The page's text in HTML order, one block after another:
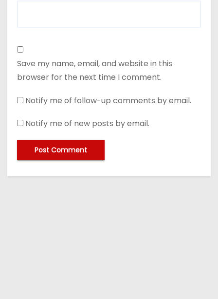
Save my name, email, and website in this
browser for the next time I comment.
Notify me of follow-up comments by email.
Notify me of new posts by email.